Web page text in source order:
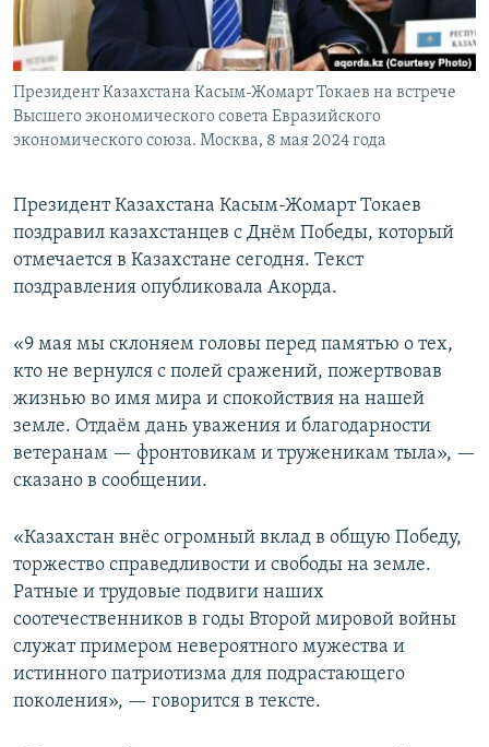
Президент Казахстана Касым-Жомарт Токаев на встрече
Высшего экономического совета Евразийского
экономического союза. Москва, 8 мая 2024 года
Президент Казахстана Касым-Жомарт Токаев
поздравил казахстанцев с Днём Победы, который
отмечается в Казахстане сегодня. Текст
поздравления опубликовала Акорда.
«9 мая мы склоняем головы перед памятью о тех,
кто не вернулся с полей сражений, пожертвовав
жизнью во имя мира и спокойствия на нашей
земле. Отдаём дань уважения и благодарности
ветеранам — фронтовикам и труженикам тыла», —
сказано в сообщении.
«Казахстан внёс огромный вклад в общую Победу,
торжество справедливости и свободы на земле.
Ратные и трудовые подвиги наших
соотечественников в годы Второй мировой войны
служат примером невероятного мужества и
истинного патриотизма для подрастающего
поколения», — говорится в тексте.